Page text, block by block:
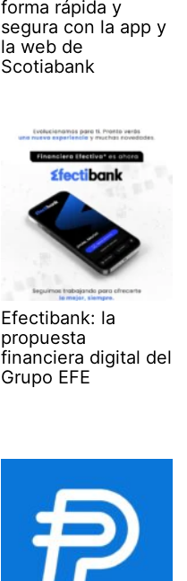
forma rápida y
segura con la app y
la web de
Scotiabank
Efectibank: la
propuesta
financiera digital del
Grupo EFE